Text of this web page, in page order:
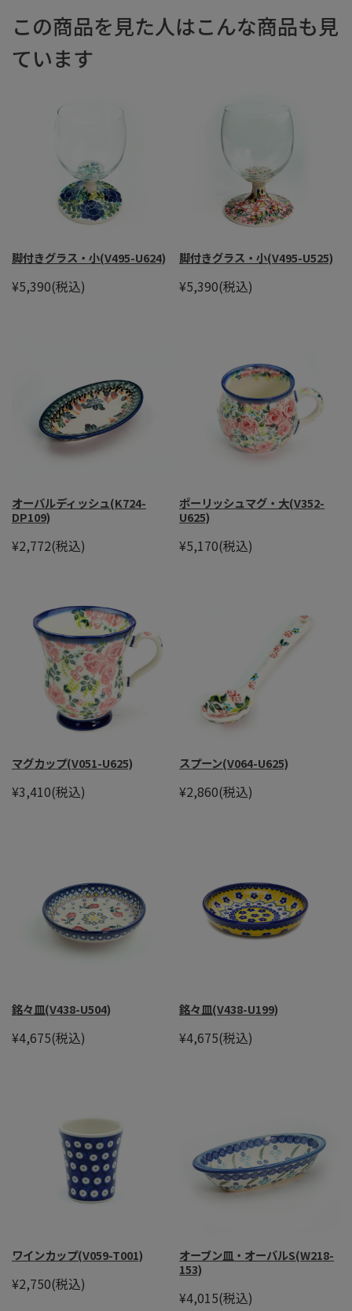
この商品を見た人はこんな商品も見
ています
脚付きグラス・小(V495-U624)
¥5,390(税込)
脚付きグラス・小(V495-U525)
¥5,390(税込)
オーバルディッシュ(K724-
DP109)
¥2,772(税込)
ポーリッシュマグ・大(V352-
U625)
¥5,170(税込)
マグカップ(V051-U625)
¥3,410(税込)
スプーン(V064-U625)
¥2,860(税込)
銘々皿(V438-U504)
¥4,675(税込)
銘々皿(V438-U199)
¥4,675(税込)
ワインカップ(V059-T001)
¥2,750(税込)
オーブン皿・オーバルS(W218-
153)
¥4,015(税込)